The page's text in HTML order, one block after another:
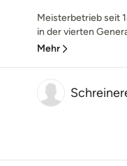
Meisterbetrieb seit
in der vierten
Mehr